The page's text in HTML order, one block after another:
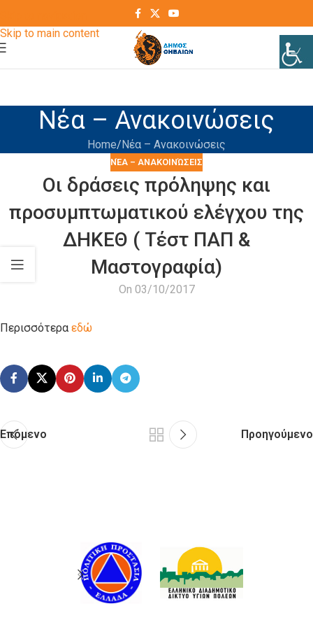
Skip to main content
Νέα – Ανακοινώσεις
Home Νέα – Ανακοινώσεις
ΝΈΑ – ΑΝΑΚΟΙΝΏΣΕΙΣ
Οι δράσεις πρόληψης και
προσυμπτωματικού ελέγχου της
ΔΗΚΕΘ ( Τέστ ΠΑΠ &
Μαστογραφία)
On 03/10/2017
Περισσότερα εδώ
Επόμενο Προηγούμενο